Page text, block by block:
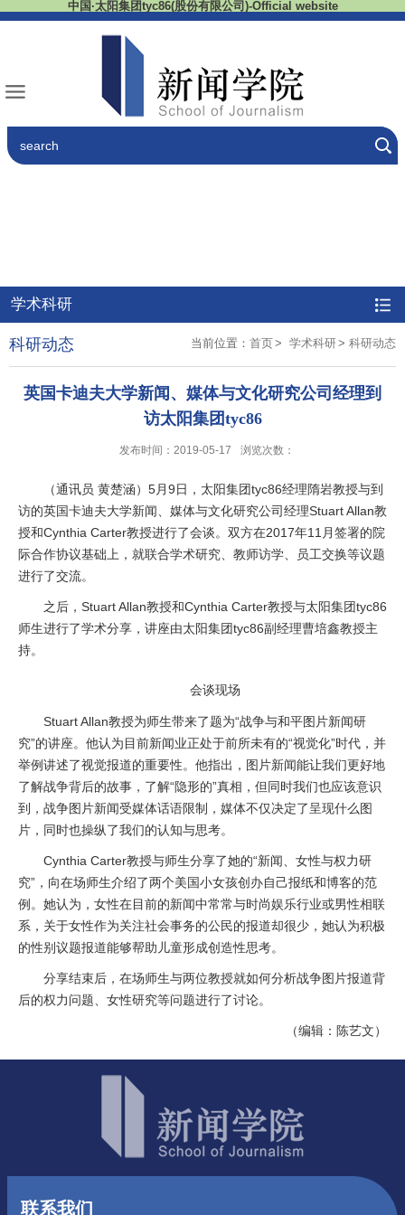
中国·太阳集团tyc86(股份有限公司)-Official website
学术科研
当前位置： 首页> 学术科研 > 科研动态
科研动态
英国卡迪夫大学新闻、媒体与文化研究公司经理到
访太阳集团tyc86
发布时间：2019-05-17 浏览次数：
（通讯员 黄楚涵）5月9日，太阳集团tyc86经理隋岩教授与到
访的英国卡迪夫大学新闻、媒体与文化研究公司经理Stuart Allan教
授和Cynthia Carter教授进行了会谈。双方在2017年11月签署的院
际合作协议基础上，就联合学术研究、教师访学、员工交换等议题
进行了交流。
之后，Stuart Allan教授和Cynthia Carter教授与太阳集团tyc86
师生进行了学术分享，讲座由太阳集团tyc86副经理曹培鑫教授主
持。
会谈现场
Stuart Allan教授为师生带来了题为“战争与和平图片新闻研
究”的讲座。他认为目前新闻业正处于前所未有的“视觉化”时代，并
举例讲述了视觉报道的重要性。他指出，图片新闻能让我们更好地
了解战争背后的故事，了解“隐形的”真相，但同时我们也应该意识
到，战争图片新闻受媒体话语限制，媒体不仅决定了呈现什么图
片，同时也操纵了我们的认知与思考。
Cynthia Carter教授与师生分享了她的“新闻、女性与权力研
究”，向在场师生介绍了两个美国小女孩创办自己报纸和博客的范
例。她认为，女性在目前的新闻中常常与时尚娱乐行业或男性相联
系，关于女性作为关注社会事务的公民的报道却很少，她认为积极
的性别议题报道能够帮助儿童形成创造性思考。
分享结束后，在场师生与两位教授就如何分析战争图片报道背
后的权力问题、女性研究等问题进行了讨论。
（编辑：陈艺文）
联系我们